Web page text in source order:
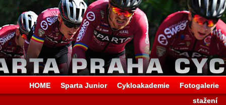
HOME Sparta Junior Cykloakademie
Fotogalerie
stažení